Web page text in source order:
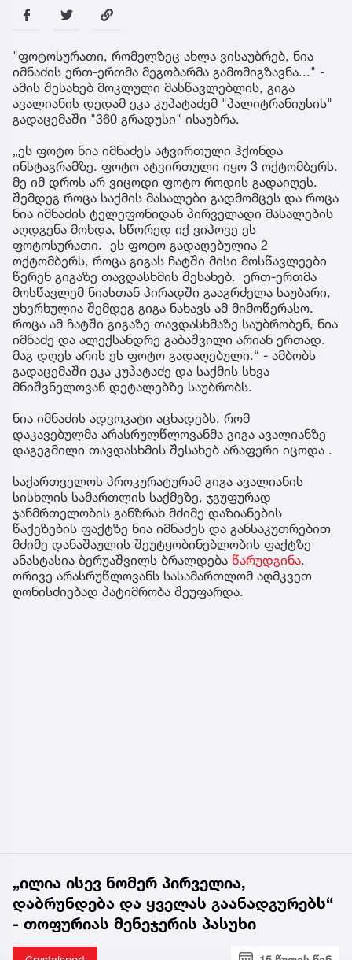
"ფოტოსურათი, რომელზეც ახლა ვისაუბრებ, ნია
იმნაძის ერთ-ერთმა მეგობარმა გამომიგზავნა..." -
ამის შესახებ მოკლული მასწავლებლის, გიგა
ავალიანის დედამ ეკა კუპატაძემ "პალიტრანიუსის"
გადაცემაში "360 გრადუსი" ისაუბრა.
„ეს ფოტო ნია იმნაძეს ატვირთული ჰქონდა
ინსტაგრამზე. ფოტო ატვირთული იყო 3 ოქტომბერს.
მე იმ დროს არ ვიცოდი ფოტო როდის გადაიღეს.
შემდეგ როცა საქმის მასალები გადმომცეს და როცა
ნია იმნაძის ტელეფონიდან პირველადი მასალების
აღდგენა მოხდა, სწორედ იქ ვიპოვე ეს
ფოტოსურათი. ეს ფოტო გადაღებულია 2
ოქტომბერს, როცა გიგას ჩატში მისი მოსწავლეები
წერენ გიგაზე თავდასხმის შესახებ. ერთ-ერთმა
მოსწავლემ ნიასთან პირადში გააგრძელა საუბარი,
უხერხულია შემდეგ გიგა ნახავს ამ მიმოწერასო.
როცა ამ ჩატში გიგაზე თავდასხმაზე საუბრობენ, ნია
იმნაძე და ალექსანდრე გაბაშვილი არიან ერთად.
მაგ დღეს არის ეს ფოტო გადაღებული.“ - ამბობს
გადაცემაში ეკა კუპატაძე და საქმის სხვა
მნიშვნელოვან დეტალებზე საუბრობს.
ნია იმნაძის ადვოკატი აცხადებს, რომ
დაკავებულმა არასრულწლოვანმა გიგა ავალიანზე
დაგეგმილი თავდასხმის შესახებ არაფერი იცოდა .
საქართველოს პროკურატურამ გიგა ავალიანის
სისხლის სამართლის საქმეზე, ჯგუფურად
ჯანმრთელობის განზრახ მძიმე დაზიანების
წაქეზების ფაქტზე ნია იმნაძეს და განსაკუთრებით
მძიმე დანაშაულის შეუტყობინებლობის ფაქტზე
ანასტასია ბერუაშვილს ბრალდება წარუდგინა.
ორივე არასრუწლოვანს სასამართლომ აღმკვეთ
ღონისძიებად პატიმრობა შეუფარდა.
„ილია ისევ ნომერ პირველია,
დაბრუნდება და ყველას გაანადგურებს“
- თოფურიას მენეჯერის პასუხი